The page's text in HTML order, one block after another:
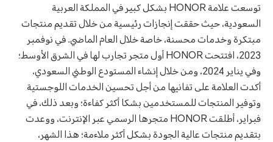
توسعت علامة HONOR بشكل كبير في المملكة العربية
السعودية، حيث حققت إنجازات رئيسية من خلال تقديم منتجات
مبتكرة وخدمات محسنة، خاصة خلال العام الماضي. في نوفمبر
2023، افتتحت HONOR أول متجر تجارب لها في الشرق الأوسط؛
وفي يناير 2024، ومن خلال إنشاء المستودع الوطني السعودي،
أكدت العلامة على تفانيها من أجل تحسين الخدمات اللوجستية
وتوفير المنتجات للمستخدمين بشكا أكثر كفاءة؛ وبعد ذلك، في
فبراير، أطلقت HONOR متجرها الرسمي عبر الإنترنت، ووعدت
بتقديم منتجات عالية الجودة بشكل أكثر ملاءمة؛ هذا الشهر،